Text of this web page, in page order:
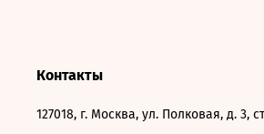
Контакты
127018, г. Москва, ул. Полковая, д. 3,